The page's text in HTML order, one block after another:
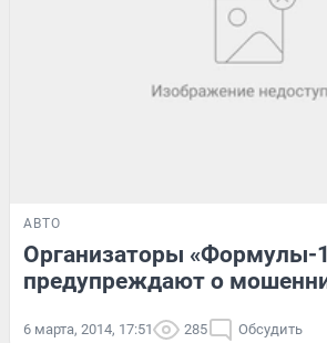
АВТО
Организаторы «Формулы-
предупреждают о
6 марта, 2014, 17:51 285 Обсудить